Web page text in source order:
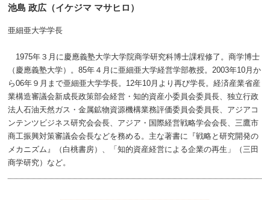
池島 政広（イケジマ マサヒロ）
亜細亜大学学長
1975年３月に慶應義塾大学大学院商学研究科博士課程修了。商学博士
（慶應義塾大学）。85年４月に亜細亜大学経営学部教授。2003年10月か
ら06年９月まで亜細亜大学学長。12年10月より再び学長。経済産業省産
業構造審議会新成長政策部会経営・知的資産小委員会委員長、独立行政
法人石油天然ガス・金属鉱物資源機構業務評価委員会委員長、アジアコ
ンテンツビジネス研究会会長、アジア・国際経営戦略学会会長、三鷹市
商工振興対策審議会会長などを務める。主な著書に『戦略と研究開発の
メカニズム』（白桃書房）、「知的資産経営による企業の再生」（三田
商学研究）など。